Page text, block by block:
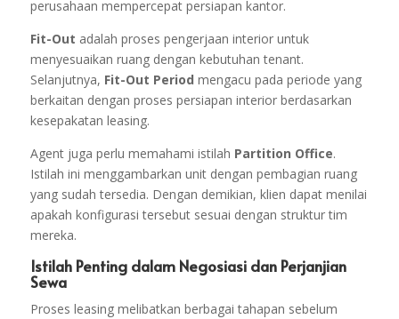
perusahaan mempercepat persiapan kantor.
Fit-Out adalah proses pengerjaan interior untuk
menyesuaikan ruang dengan kebutuhan tenant.
Selanjutnya, Fit-Out Period mengacu pada periode yang
berkaitan dengan proses persiapan interior berdasarkan
kesepakatan leasing.
Agent juga perlu memahami istilah Partition Office.
Istilah ini menggambarkan unit dengan pembagian ruang
yang sudah tersedia. Dengan demikian, klien dapat menilai
apakah konfigurasi tersebut sesuai dengan struktur tim
mereka.
Istilah Penting dalam Negosiasi dan Perjanjian
Sewa
Proses leasing melibatkan berbagai tahapan sebelum